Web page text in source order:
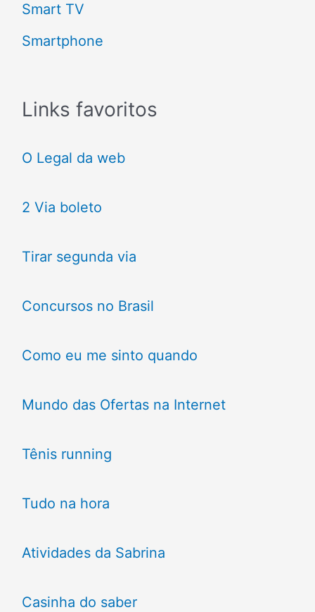
Smart TV
Smartphone
Links favoritos
O Legal da web
2 Via boleto
Tirar segunda via
Concursos no Brasil
Como eu me sinto quando
Mundo das Ofertas na Internet
Tênis running
Tudo na hora
Atividades da Sabrina
Casinha do saber